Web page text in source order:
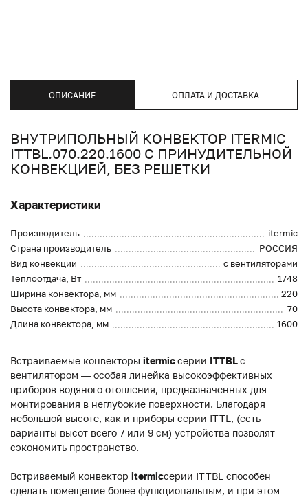
ОПИСАНИЕ ОПЛАТА И ДОСТАВКА
ВНУТРИПОЛЬНЫЙ КОНВЕКТОР ITERMIC
ITTBL.070.220.1600 С ПРИНУДИТЕЛЬНОЙ
КОНВЕКЦИЕЙ, БЕЗ РЕШЕТКИ
Характеристики
Производитель
itermic
Страна производитель
РОССИЯ
Вид конвекции
с вентиляторами
Теплоотдача, Вт
1748
Ширина конвектора, мм
220
Высота конвектора, мм
70
Длина конвектора, мм
1600
Встраиваемые конвекторы itermicсерии ITTBLс
вентилятором — особая линейка высокоэффективных
приборов водяного отопления, предназначенных для
монтирования в неглубокие поверхности. Благодаря
небольшой высоте, как и приборы серии ITTL, (есть
варианты высот всего 7 или 9 см) устройства позволят
сэкономить пространство.
Встриваемый конвектор itermicсерии ITTBL способен
сделать помещение более функциональным, и при этом